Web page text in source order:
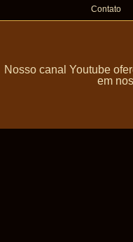
Contato
Nosso canal Youtube
em